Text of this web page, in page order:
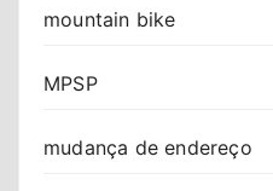
mountain bike
MPSP
mudança de endereço